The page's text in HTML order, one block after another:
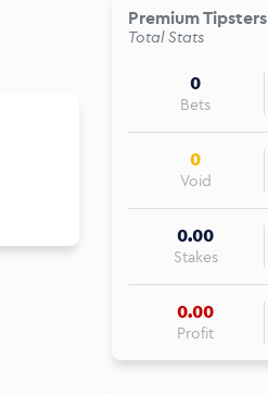
Premium Tipsters
Total Stats
0
Bets
0
Void
0.00
Stakes
0.00
Profit